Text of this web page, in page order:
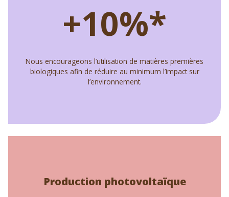
+10%*
Nous encourageons l’utilisation de matières premières
biologiques afin de réduire au minimum l’impact sur
l’environnement.
Production photovoltaïque